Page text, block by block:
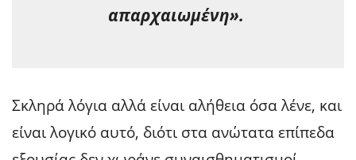
απαρχαιωμένη».
Σκληρά λόγια αλλά είναι αλήθεια όσα λένε, και
είναι λογικό αυτό, διότι στα ανώτατα επίπεδα